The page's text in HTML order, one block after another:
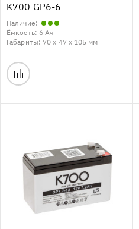
K700 GP6-6
Наличие:
Ёмкость: 6 Ач
Габариты: 70 x 47 x 105 мм